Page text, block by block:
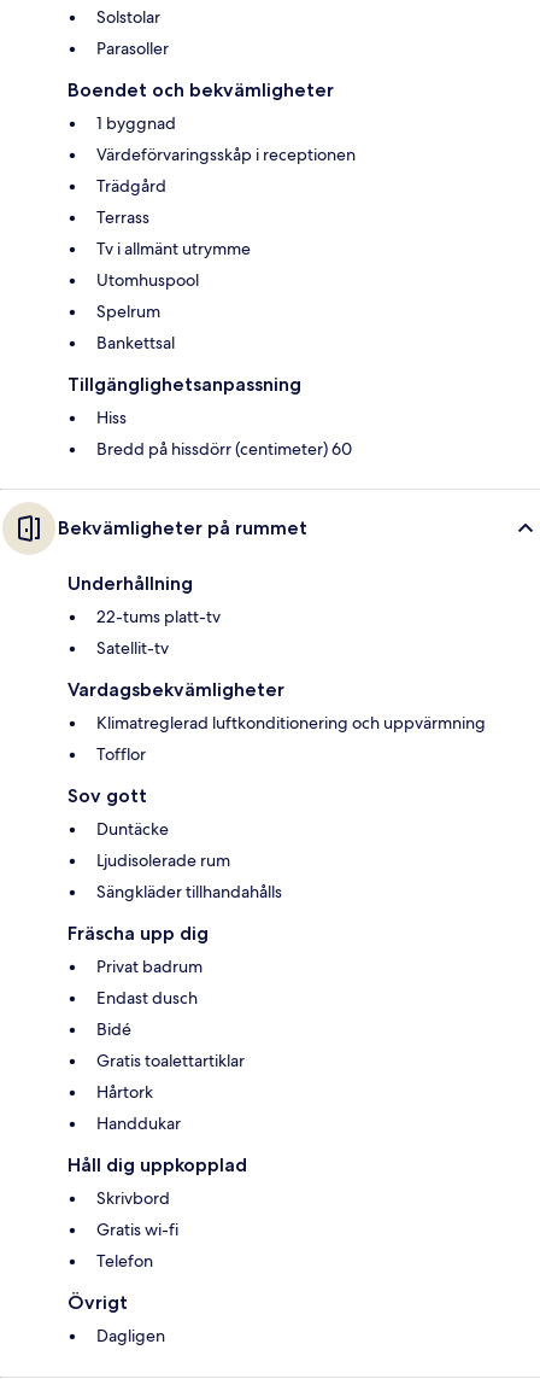
Solstolar
Parasoller
Boendet och bekvämligheter
1 byggnad
Värdeförvaringsskåp i receptionen
Trädgård
Terrass
Tv i allmänt utrymme
Utomhuspool
Spelrum
Bankettsal
Tillgänglighetsanpassning
Hiss
Bredd på hissdörr (centimeter) 60
Bekvämligheter på rummet
Underhållning
22-tums platt-tv
Satellit-tv
Vardagsbekvämligheter
Klimatreglerad luftkonditionering och uppvärmning
Tofflor
Sov gott
Duntäcke
Ljudisolerade rum
Sängkläder tillhandahålls
Fräscha upp dig
Privat badrum
Endast dusch
Bidé
Gratis toalettartiklar
Hårtork
Handdukar
Håll dig uppkopplad
Skrivbord
Gratis wi-fi
Telefon
Övrigt
Dagligen